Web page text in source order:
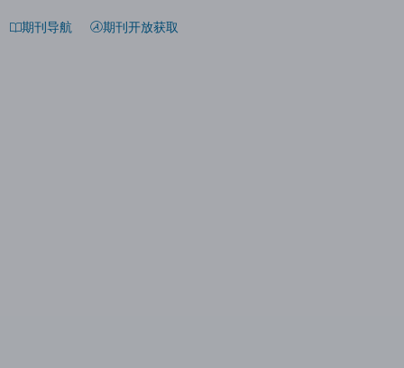
期刊导航 期刊开放获取